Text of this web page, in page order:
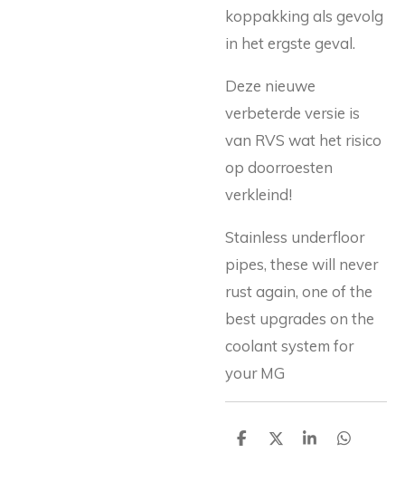
koppakking als gevolg
in het ergste geval.
Deze nieuwe
verbeterde versie is
van RVS wat het risico
op doorroesten
verkleind!
Stainless underfloor
pipes, these will never
rust again, one of the
best upgrades on the
coolant system for
your MG
D
D
S
D